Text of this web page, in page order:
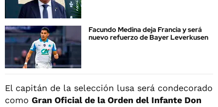
Facundo Medina deja Francia y será
nuevo refuerzo de Bayer Leverkusen
El capitán de la selección lusa será condecorado
como Gran Oficial de la Orden del Infante Don